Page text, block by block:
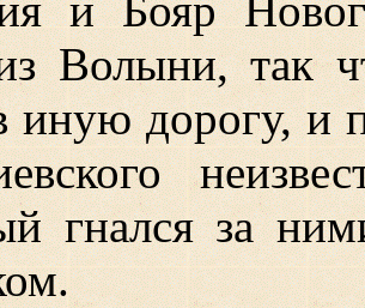
и Бояр
Волыни, так
иную дорогу, и
гнался за